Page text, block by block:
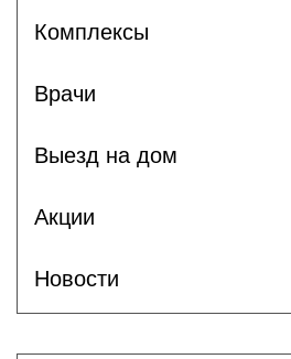
Комплексы
Врачи
Выезд на дом
Акции
Новости